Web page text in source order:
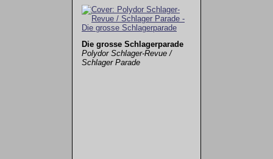
Die grosse Schlagerparade
Polydor Schlager-Revue /
Schlager Parade